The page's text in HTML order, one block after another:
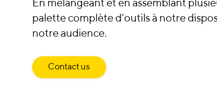
palette complète d’outils à notre
notre audience.
Contact us